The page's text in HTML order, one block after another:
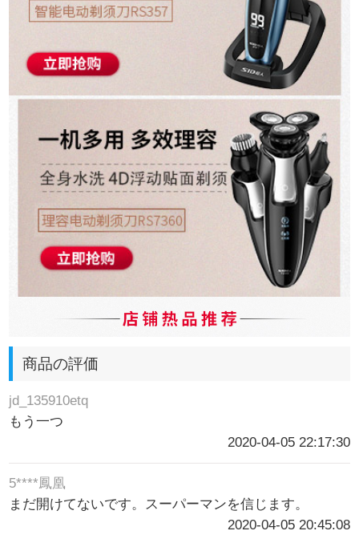
商品の評価
jd_135910etq
もう一つ
2020-04-05 22:17:30
5****鳳凰
まだ開けてないです。スーパーマンを信じます。
2020-04-05 20:45:08